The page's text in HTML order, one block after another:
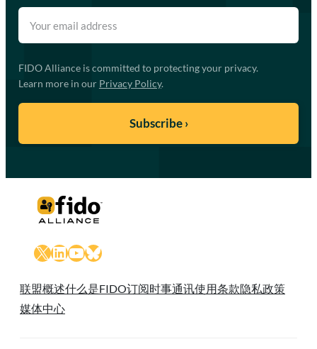
FIDO Alliance is committed to protecting your privacy.
Learn more in our Privacy Policy.
X LinkedIn
YouTube
Bluesky
联盟概述什么是FIDO订阅时事通讯使用条款隐私政策
媒体中心